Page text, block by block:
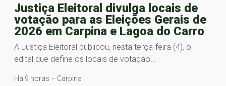
Justiça Eleitoral divulga locais de
votação para as Eleições Gerais de
2026 em Carpina e Lagoa do Carro
A Justiça Eleitoral publicou, nesta terça-feira (4), o
edital que define os locais de votação…
Há 9 horas – Carpina